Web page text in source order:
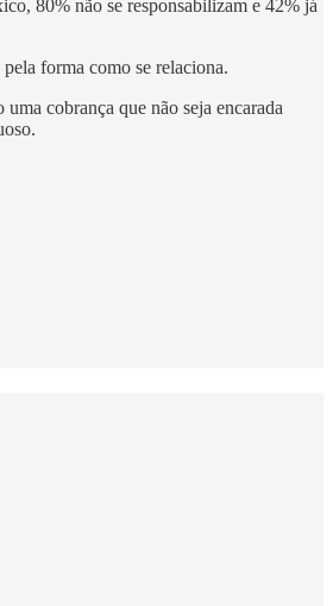
80% não se responsabilizam e 42% já
forma como se relaciona.
cobrança que não seja encarada